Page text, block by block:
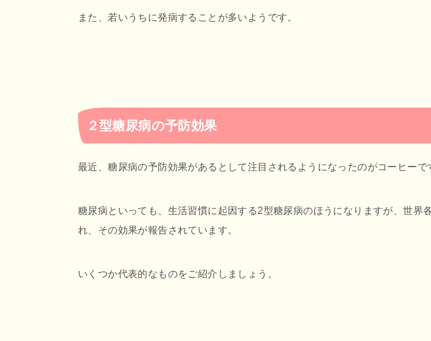
また、若いうちに発病することが多いようです。
２型糖尿病の予防効果
最近、糖尿病の予防効果があるとして注目されるようになったのがコーヒーで
糖尿病といっても、生活習慣に起因する2型糖尿病のほうになりますが、世界
れ、その効果が報告されています。
いくつか代表的なものをご紹介しましょう。